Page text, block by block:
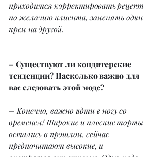
приходится корректировать рецепт
по желанию клиента, заменять один
крем на другой.
– Существуют ли кондитерские
тенденции? Насколько важно для
вас следовать этой моде?
– Конечно, важно идти в ногу со
временем! Широкие и плоские торты
остались в прошлом, сейчас
предпочитают высокие, и